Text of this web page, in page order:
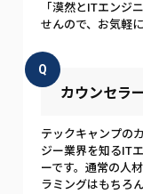
「漠然とITエンジ
せんので、お気軽
Q
カウンセラ
テックキャンプの
ジー業界を知るIT
ーです。通常の人
ラミングはもちろ